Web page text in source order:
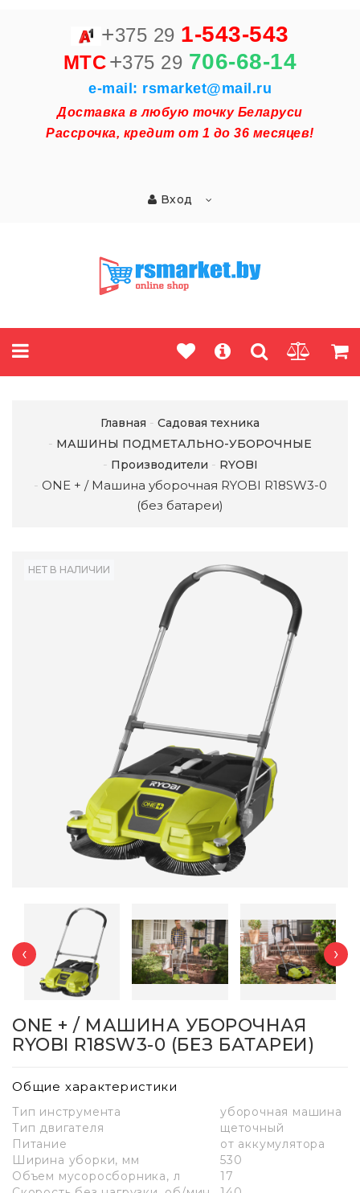
+375 29 1-543-543
MTC+375 29 706-68-14
e-mail: rsmarket@mail.ru
Доставка в любую точку Беларуси
Рассрочка, кредит от 1 до 36 месяцев!
Вход
Главная
Садовая техника
МАШИНЫ ПОДМЕТАЛЬНО-УБОРОЧНЫЕ
Производители
RYOBI
ONE + / Машина уборочная RYOBI R18SW3-0
(без батареи)
НЕТ В НАЛИЧИИ
‹ ›
ONE + / МАШИНА УБОРОЧНАЯ
RYOBI R18SW3-0 (БЕЗ БАТАРЕИ)
Общие характеристики
Тип инструмента
уборочная машина
Тип двигателя
щеточный
Питание
от аккумулятора
Ширина уборки, мм
530
Объем мусоросборника, л
17